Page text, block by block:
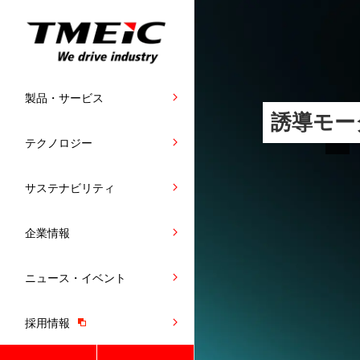
製品・サービス
テクノロジー
サステナビリティ
企業情報
ニュース・イベント
採用情報
誘導モ